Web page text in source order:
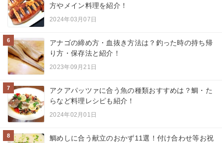
方やメイン料理を紹介！
2024年03月07日
6
アナゴの締め方・血抜き方法は？釣った時の持ち帰
り方・保存法と紹介！
2023年09月21日
7
アクアパッツァに合う魚の種類おすすめは？鯛・た
らなど料理レシピも紹介！
2024年02月01日
8
鯛めしに合う献立のおかず11選！付け合わせ等お祝